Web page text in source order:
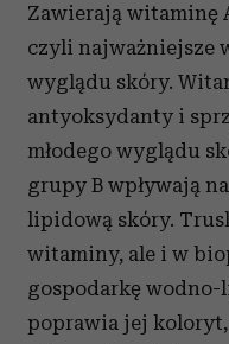
Zawierają witaminę
czyli najważniejsze
wyglądu skóry.
antyoksydanty i
młodego wyglądu
grupy B wpływają
lipidową skóry.
witaminy, ale i w
gospodarkę wodno-
poprawia jej